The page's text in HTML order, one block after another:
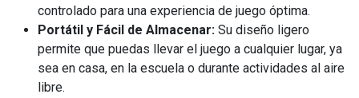
controlado para una experiencia de juego óptima.
Portátil y Fácil de Almacenar: Su diseño ligero
permite que puedas llevar el juego a cualquier lugar, ya
sea en casa, en la escuela o durante actividades al aire
libre.